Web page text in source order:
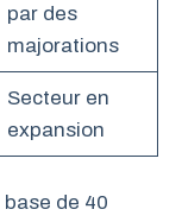
par des
majorations
Secteur en
expansion
de 40